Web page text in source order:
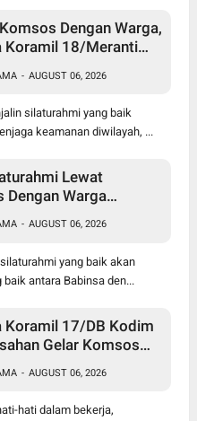
Dengan Warga,
Koramil 18/Meranti
Dan Kamtibmas
- AUGUST 06, 2026
silaturahmi yang baik
keamanan diwilayah, ...
Lewat
Dengan Warga
0208/Asahan
- AUGUST 06, 2026
yang baik akan
antara Babinsa den...
Koramil 17/DB Kodim
Gelar Komsos
- AUGUST 06, 2026
hati dalam bekerja,